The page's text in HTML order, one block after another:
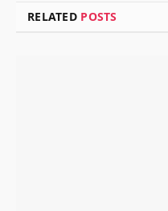
RELATED POSTS